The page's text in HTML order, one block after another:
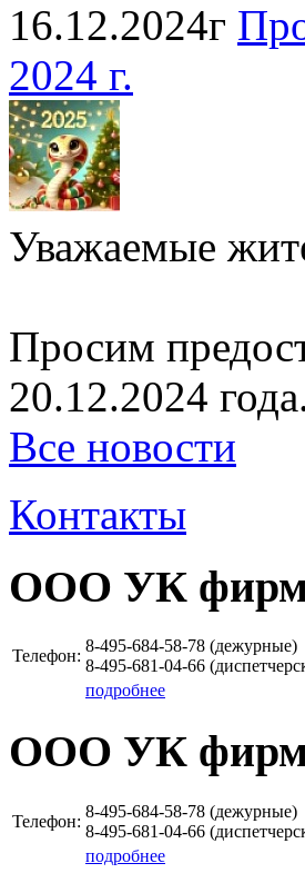
16.12.2024г
2024 г.
Уважаемые
Просим
20.12.2024
Все новости
Контакты
ООО УК
Телефон:
8-495-684-58-78 (дежурные)
8-495-681-04-66
подробнее
ООО УК
Телефон:
8-495-684-58-78 (дежурные)
8-495-681-04-66
подробнее